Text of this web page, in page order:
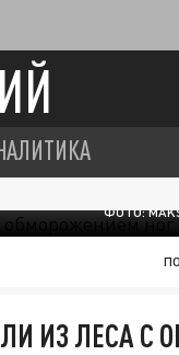
ФОТО:
ИЗ ЛЕСА С